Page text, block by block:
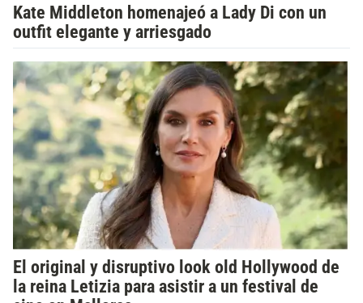
Kate Middleton homenajeó a Lady Di con un
outfit elegante y arriesgado
El original y disruptivo look old Hollywood de
la reina Letizia para asistir a un festival de